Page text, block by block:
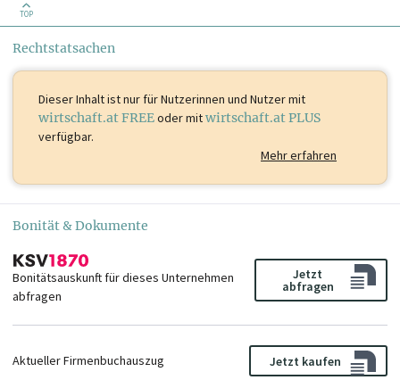
TOP
Rechtstatsachen
Dieser Inhalt istnur für Nutzerinnen und Nutzer mit
wirtschaft.at FREEoder mitwirtschaft.at PLUS
verfügbar.
Mehr erfahren
Bonität & Dokumente
Bonitätsauskunft für dieses Unternehmen
abfragen
Jetzt
abfragen
Aktueller Firmenbuchauszug Jetzt kaufen